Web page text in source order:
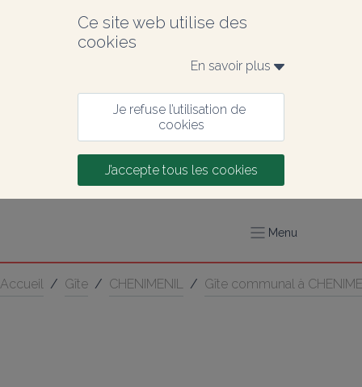
Ce site web utilise des
cookies
En savoir plus
Je refuse l’utilisation de
cookies
J’accepte tous les cookies
Menu
Accueil / Gîte / CHENIMENIL / Gîte communal à